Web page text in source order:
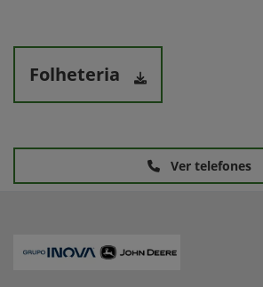
Folheteria
Ver telefones